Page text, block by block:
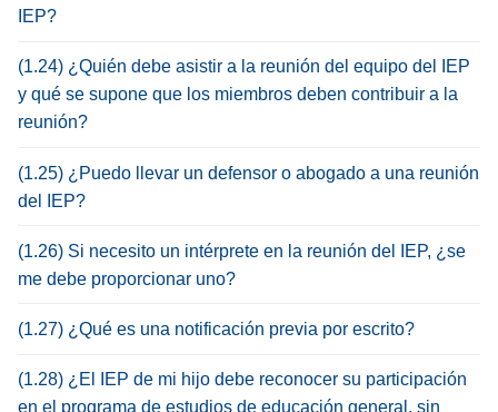
IEP?
(1.24) ¿Quién debe asistir a la reunión del equipo del IEP
y qué se supone que los miembros deben contribuir a la
reunión?
(1.25) ¿Puedo llevar un defensor o abogado a una reunión
del IEP?
(1.26) Si necesito un intérprete en la reunión del IEP, ¿se
me debe proporcionar uno?
(1.27) ¿Qué es una notificación previa por escrito?
(1.28) ¿El IEP de mi hijo debe reconocer su participación
en el programa de estudios de educación general, sin